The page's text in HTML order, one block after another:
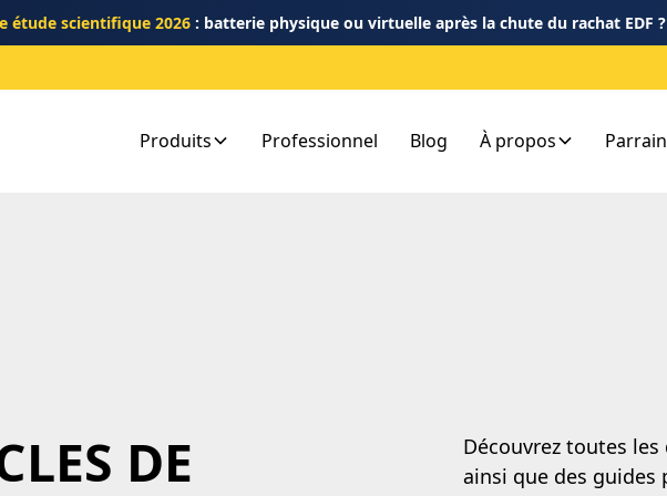
étude scientifique 2026: batterie physique ou virtuelle après la chute du rachat EDF ?
Produits Professionnel Blog À propos
DE
Découvrez toutes
ainsi que des